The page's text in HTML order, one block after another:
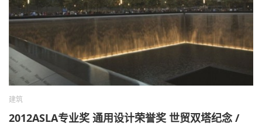
建筑
2012ASLA专业奖 通用设计荣誉奖 世贸双塔纪念 /